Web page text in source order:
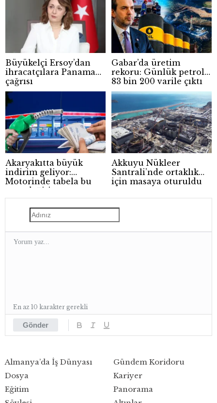
Büyükelçi Ersoy’dan
ihracatçılara Panama
çağrısı
Gabar’da üretim
rekoru: Günlük petrol
83 bin 200 varile çıktı
Akaryakıtta büyük
indirim geliyor:
Motorinde tabela bu
gece değişiyor
Akkuyu Nükleer
Santrali’nde ortaklık
için masaya oturuldu
Gönder
En az 10 karakter gerekli
Almanya’da İş Dünyası
Dosya
Eğitim
Gündem Koridoru
Kariyer
Panorama